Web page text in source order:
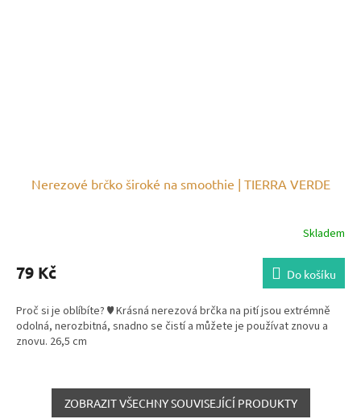
Nerezové brčko široké na smoothie | TIERRA VERDE
Skladem
79 Kč Do košíku
Proč si je oblíbíte? ♥ Krásná nerezová brčka na pití jsou extrémně
odolná, nerozbitná, snadno se čistí a můžete je používat znovu a
znovu. 26,5 cm
ZOBRAZIT VŠECHNY SOUVISEJÍCÍ PRODUKTY